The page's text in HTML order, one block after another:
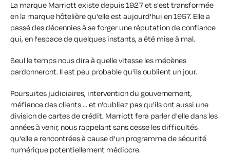
La marque Marriott existe depuis 1927 et s'est transformée
en la marque hôtelière qu'elle est aujourd'hui en 1957. Elle a
passé des décennies à se forger une réputation de confiance
qui, en l'espace de quelques instants, a été mise à mal.
Seul le temps nous dira à quelle vitesse les mécènes
pardonneront. Il est peu probable qu'ils oublient un jour.
Poursuites judiciaires, intervention du gouvernement,
méfiance des clients ... et n'oubliez pas qu'ils ont aussi une
division de cartes de crédit. Marriott fera parler d'elle dans les
années à venir, nous rappelant sans cesse les difficultés
qu'elle a rencontrées à cause d'un programme de sécurité
numérique potentiellement médiocre.